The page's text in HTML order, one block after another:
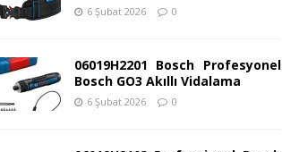
6 Şubat 2026 0
06019H2201 Bosch Profesyonel
Bosch GO3 Akıllı Vidalama
6 Şubat 2026 0